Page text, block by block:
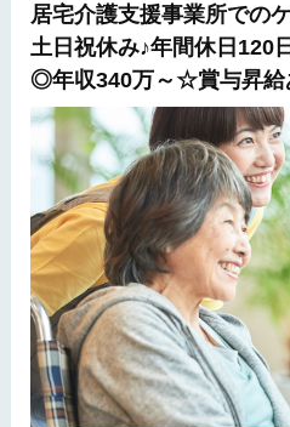
居宅介護支援事業所での
土日祝休み♪年間休日120
◎年収340万～☆賞与昇給